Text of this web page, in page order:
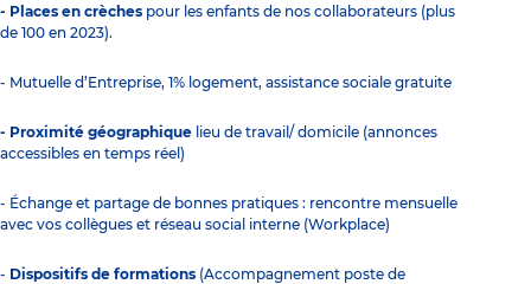
- Places en crèches pour les enfants de nos collaborateurs (plus
de 100 en 2023).
- Mutuelle d’Entreprise, 1% logement, assistance sociale gratuite
- Proximité géographique lieu de travail/ domicile (annonces
accessibles en temps réel)
- Échange et partage de bonnes pratiques : rencontre mensuelle
avec vos collègues et réseau social interne (Workplace)
- Dispositifs de formations (Accompagnement poste de